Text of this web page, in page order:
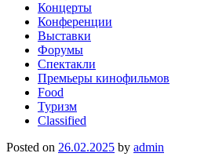
Концерты
Конференции
Выставки
Форумы
Спектакли
Премьеры кинофильмов
Food
Туризм
Сlassified
Posted on 26.02.2025 by admin